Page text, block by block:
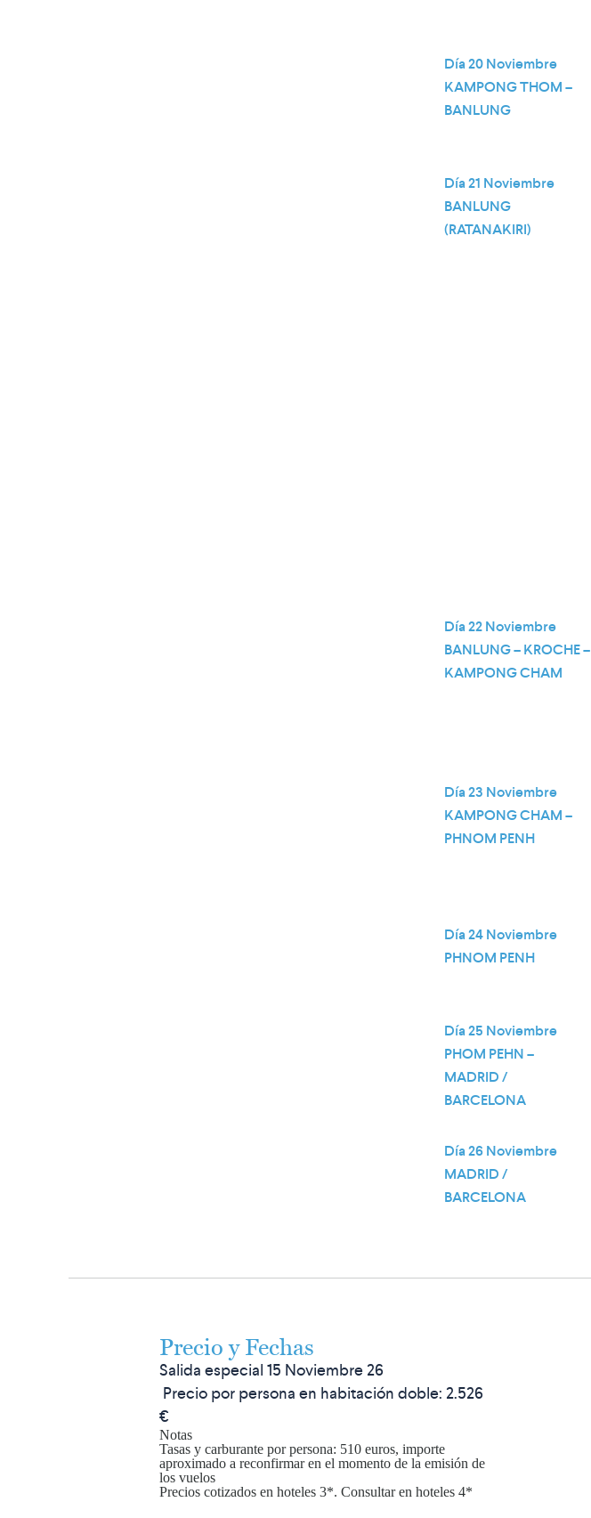
Día 20 Noviembre
KAMPONG THOM –
BANLUNG
Día 21 Noviembre
BANLUNG
(RATANAKIRI)
Día 22 Noviembre
BANLUNG – KROCHE –
KAMPONG CHAM
Día 23 Noviembre
KAMPONG CHAM –
PHNOM PENH
Día 24 Noviembre
PHNOM PENH
Día 25 Noviembre
PHOM PEHN –
MADRID /
BARCELONA
Día 26 Noviembre
MADRID /
BARCELONA
Precio y Fechas
Salida especial 15 Noviembre 26
Precio por persona en habitación doble: 2.526
€
Notas
Tasas y carburante por persona: 510 euros, importe
aproximado a reconfirmar en el momento de la emisión de
los vuelos
Precios cotizados en hoteles 3*. Consultar en hoteles 4*